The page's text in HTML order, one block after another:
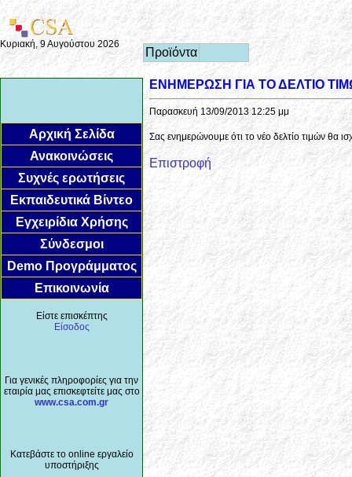
Κυριακή, 9 Αυγούστου 2026
Προϊόντα
Αρχική Σελίδα
Ανακοινώσεις
Συχνές ερωτήσεις
Εκπαιδευτικά Βίντεο
Εγχειρίδια Χρήσης
Σύνδεσμοι
Demo Προγράμματος
Επικοινωνία
Είστε επισκέπτης
Είσοδος
Για γενικές πληροφορίες για την
εταιρία μας επισκεφτείτε μας στο
www.csa.com.gr
Κατεβάστε το online εργαλείο
υποστήριξης
ΕΝΗΜΕΡΩΣΗ ΓΙΑ ΤΟ ΔΕΛΤΙΟ
Παρασκευή 13/09/2013 12:25 μμ
Σας ενημερώνουμε ότι το νέο δελτίο τιμών θα
Επιστροφή